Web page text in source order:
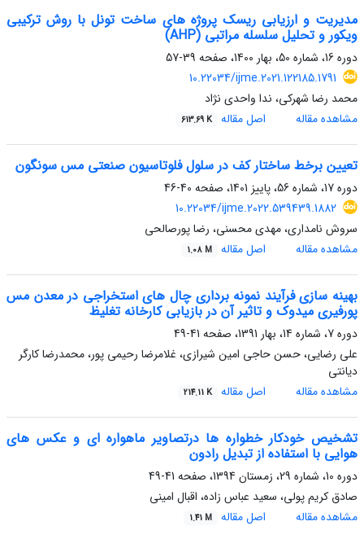
مدیریت و ارزیابی ریسک پروژه های ساخت تونل با روش ترکیبی
ویکور و تحلیل سلسله مراتبی (AHP)
دوره 16، شماره 50، بهار 1400، صفحه
39-57
10.22034/ijme.2021.122185.1791
محمد رضا شهرکی، ندا واحدی نژاد
مشاهده مقاله
اصل مقاله 613.69 K
تعیین برخط ساختار کف در سلول فلوتاسیون صنعتی مس سونگون
دوره 17، شماره 56، پاییز 1401، صفحه
40-46
10.22034/ijme.2022.539439.1882
سروش نامداری، مهدی محسنی، رضا پورصالحی
مشاهده مقاله
اصل مقاله 1.08 M
بهینه سازی فرآیند نمونه برداری چال های استخراجی در معدن مس
پورفیری میدوک و تاثیر آن در بازیابی کارخانه تغلیظ
دوره 7، شماره 14، بهار 1391، صفحه
41-49
علی رضایی، حسن حاجی امین شیرازی، غلامرضا رحیمی پور، محمدرضا کارگر
دیانتی
مشاهده مقاله
اصل مقاله 214.11 K
تشخیص خودکار خطواره ها درتصاویر ماهواره ای و عکس های
هوایی با استفاده از تبدیل رادون
دوره 10، شماره 29، زمستان 1394، صفحه
41-49
صادق کریم پولی، سعید عباس زاده، اقبال امینی
مشاهده مقاله
اصل مقاله 1.41 M